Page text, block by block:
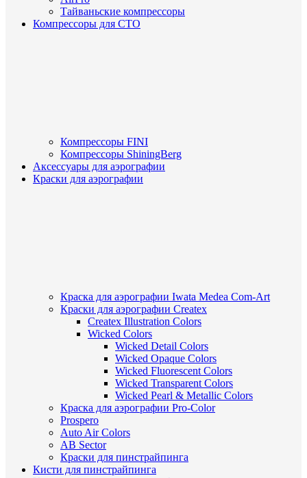
Тайваньские компрессоры
Компрессоры для СТО
Компрессоры FINI
Компрессоры ShiningBerg
Аксессуары для аэрографии
Краски для аэрографии
Краска для аэрографии Iwata Medea Com-Art
Краски для аэрографии Createx
Createx Illustration Colors
Wicked Colors
Wicked Detail Colors
Wicked Opaque Colors
Wicked Fluorescent Colors
Wicked Transparent Colors
Wicked Pearl & Metallic Colors
Краска для аэрографии Pro-Color
Prospero
Auto Air Colors
AB Sector
Краски для пинстрайпинга
Кисти для пинстрайпинга